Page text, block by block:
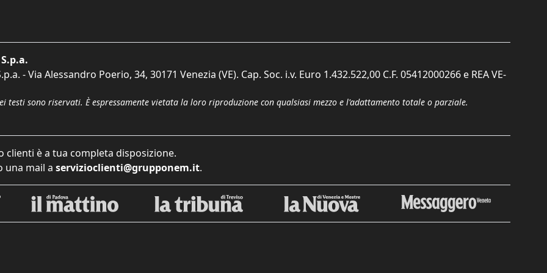
- Via Alessandro Poerio, 34, 30171 Venezia (VE). Cap. Soc. i.v. Euro 1.432.522,00 C.F. 05412000266 e REA VE-
testi sono riservati. È espressamente vietata la loro riproduzione con qualsiasi mezzo e l'adattamento totale o parziale.
clienti è a tua completa disposizione.
una mail a servizioclienti@grupponem.it.